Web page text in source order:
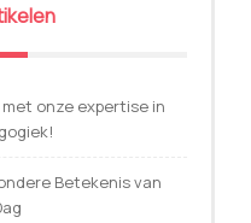
onze expertise in
Betekenis van